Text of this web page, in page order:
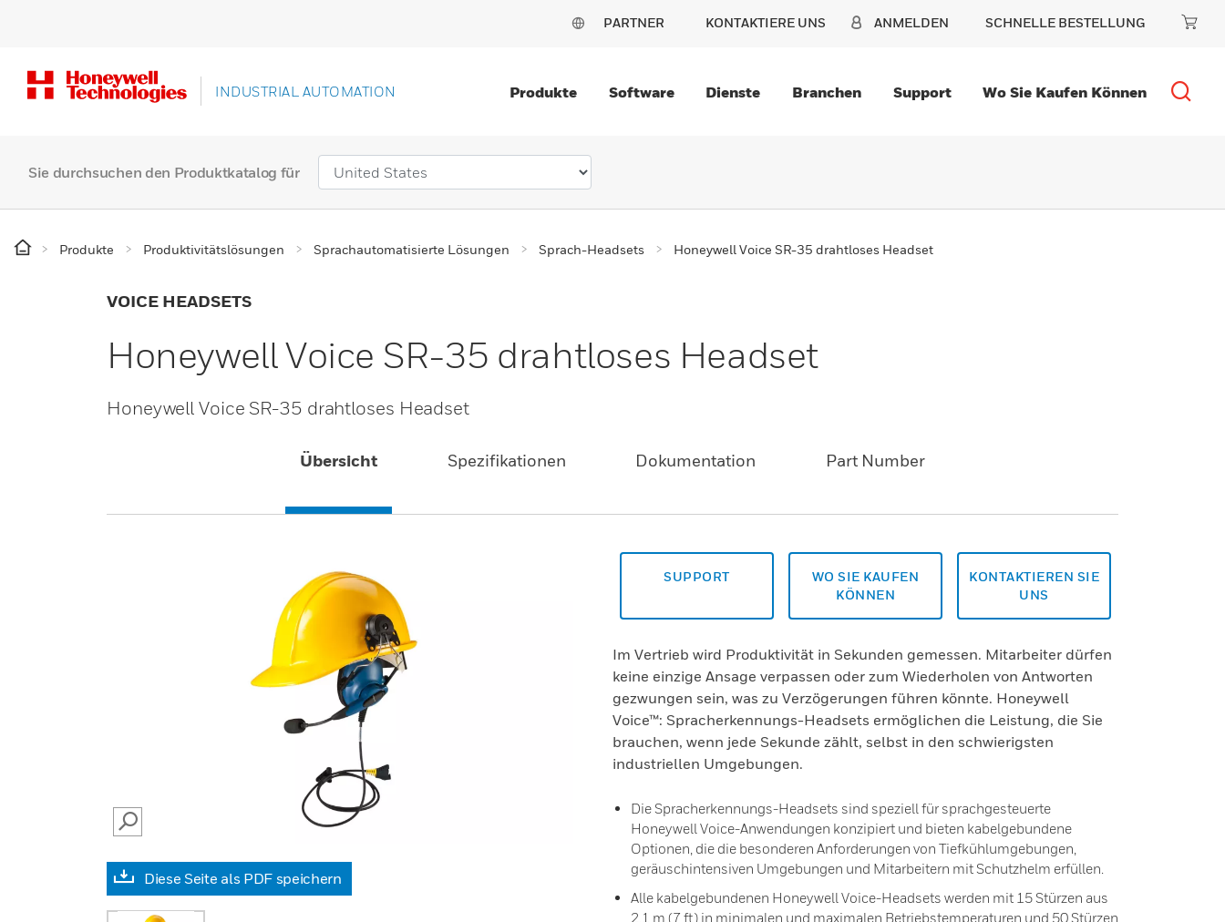
PARTNER KONTAKTIERE UNS ANMELDEN SCHNELLE BESTELLUNG
INDUSTRIAL AUTOMATION Produkte Software Dienste Branchen Support Wo Sie Kaufen Können
Sie durchsuchen den Produktkatalog für
Produkte Produktivitätslösungen Sprachautomatisierte Lösungen Sprach-Headsets Honeywell Voice SR-35 drahtloses Headset
VOICE HEADSETS
Honeywell Voice SR-35 drahtloses Headset
Honeywell Voice SR-35 drahtloses Headset
Übersicht Spezifikationen Dokumentation Part Number
SEARCH
Diese Seite als PDF speichern
SUPPORT
WO SIE KAUFEN
KÖNNEN
KONTAKTIEREN SIE
UNS
Im Vertrieb wird Produktivität in Sekunden gemessen. Mitarbeiter dürfen
keine einzige Ansage verpassen oder zum Wiederholen von Antworten
gezwungen sein, was zu Verzögerungen führen könnte. Honeywell
Voice™: Spracherkennungs-Headsets ermöglichen die Leistung, die Sie
brauchen, wenn jede Sekunde zählt, selbst in den schwierigsten
industriellen Umgebungen.
Die Spracherkennungs-Headsets sind speziell für sprachgesteuerte
Honeywell Voice-Anwendungen konzipiert und bieten kabelgebundene
Optionen, die die besonderen Anforderungen von Tiefkühlumgebungen,
geräuschintensiven Umgebungen und Mitarbeitern mit Schutzhelm erfüllen.
Alle kabelgebundenen Honeywell Voice-Headsets werden mit 15 Stürzen aus
2,1 m (7 ft) in minimalen und maximalen Betriebstemperaturen und 50 Stürzen